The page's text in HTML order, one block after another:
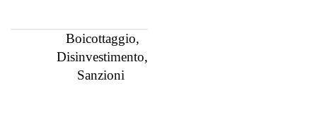
Boicottaggio,
Disinvestimento,
Sanzioni